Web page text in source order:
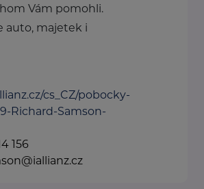
Vám pomohli.
auto, majetek i
cs_CZ/pobocky-
Richard-Samson-
156